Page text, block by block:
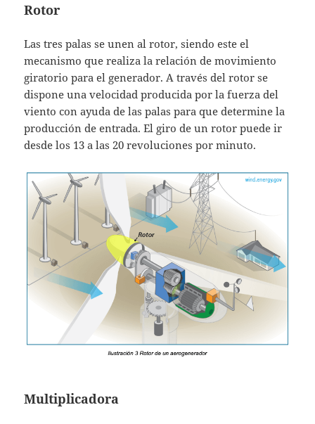
Rotor
Las tres palas se unen al rotor, siendo este el
mecanismo que realiza la relación de movimiento
giratorio para el generador. A través del rotor se
dispone una velocidad producida por la fuerza del
viento con ayuda de las palas para que determine la
producción de entrada. El giro de un rotor puede ir
desde los 13 a las 20 revoluciones por minuto.
Multiplicadora